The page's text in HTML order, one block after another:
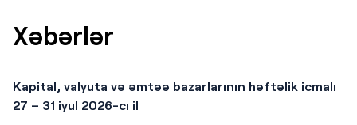
Xəbərlər
Kapital, valyuta və əmtəə bazarlarının həftəlik icmalı
27 – 31 iyul 2026-cı il